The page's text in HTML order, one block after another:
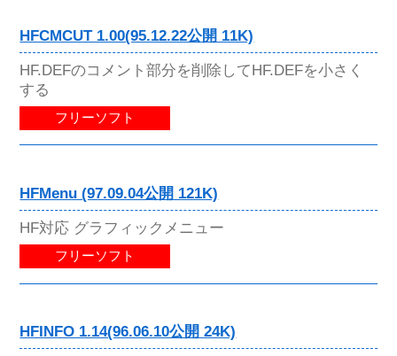
HFCMCUT 1.00(95.12.22公開 11K)
HF.DEFのコメント部分を削除してHF.DEFを小さく
する
フリーソフト
HFMenu (97.09.04公開 121K)
HF対応 グラフィックメニュー
フリーソフト
HFINFO 1.14(96.06.10公開 24K)